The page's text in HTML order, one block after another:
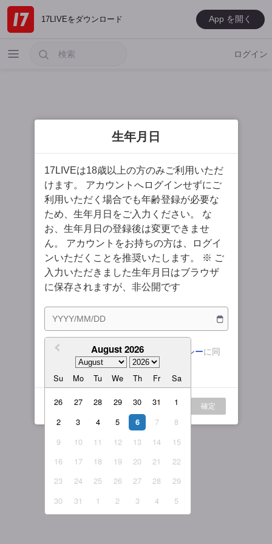
17LIVEをダウンロード App を開く
人気ライバー
新人ライバー
MUSIC
ゲーム
スペシャル
男性ライバー
女性ライバー
購入プラン
繁體中文-香港
日本語
English-US
English-Global
ログイン
生年月日
17LIVEは18歳以上の方のみご利用いただ
けます。 アカウントへログインせずにご
利用いただく場合でも年齢登録が必要な
ため、生年月日をご入力ください。 な
お、生年月日の登録後は変更できませ
ん。 アカウントをお持ちの方は、ログイ
ンいただくことを推奨いたします。 ※ ご
入力いただきました生年月日はブラウザ
に保存されますが、非公開です
August 2026
Su Mo Tu We Th Fr Sa
26 27 28 29 30 31
1
2
3 4 5 6 7
8
9
10 11 12 13 14
15
16
17 18 19 20 21
22
23
24 25 26 27 28
29
30
31 1 2 3 4 5
利用規約およびプライバシーポリシーに同
意します。
ログイン 確定